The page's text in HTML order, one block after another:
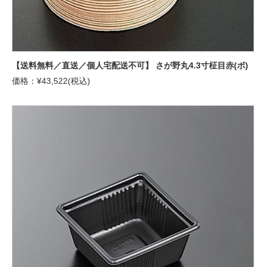
【送料無料／直送／個人宅配送不可】 さが野丸4.3寸柾目赤(ボ)
価格：¥43,522(税込)